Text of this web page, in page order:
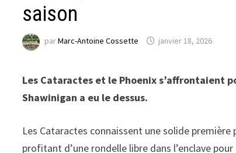
saison
parMarc-Antoine Cossette janvier 18, 2026
Les Cataractes et le Phoenix s’affrontaient
Shawinigan a eu le dessus.
Les Cataractes connaissent une solide
profitant d’une rondelle libre dans l’enclave